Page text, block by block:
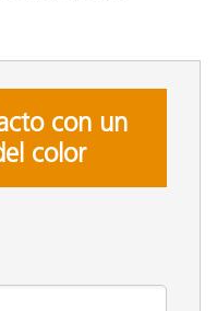
con un
color